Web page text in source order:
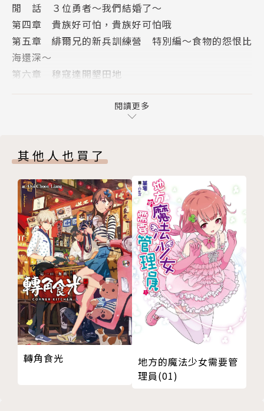
閒 話 ３位勇者～我們結婚了～
第四章 貴族好可怕，貴族好可怕哦
第五章 緋爾兄的新兵訓練營 特別編～食物的怨恨比
海還深～
第六章 穆寇達開墾田地
版權頁
閱讀更多
其他人也買了
轉角食光
地方的魔法少女需要管
理員(01)